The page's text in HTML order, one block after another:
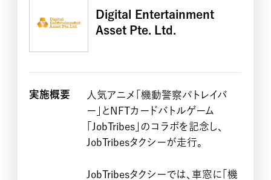
Digital Entertainment
Asset Pte. Ltd.
実施概要
人気アニメ「機動警察パトレイバ
ー」とNFTカードバトルゲーム
「JobTribes」のコラボを記念し、
JobTribesタクシーが走行。
JobTribesタクシーでは、車窓に「機